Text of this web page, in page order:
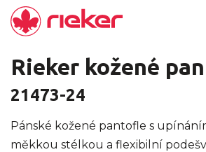
Rieker kožené
21473-24
Pánské kožené pantofle s
měkkou stélkou a flexibilní